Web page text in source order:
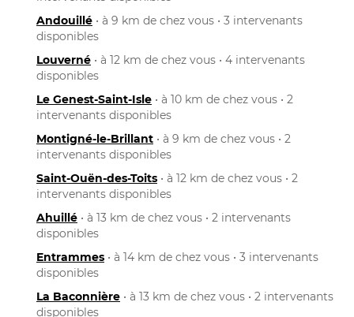
Andouillé • à 9 km de chez vous • 3 intervenants
disponibles
Louverné • à 12 km de chez vous • 4 intervenants
disponibles
Le Genest-Saint-Isle • à 10 km de chez vous • 2
intervenants disponibles
Montigné-le-Brillant • à 9 km de chez vous • 2
intervenants disponibles
Saint-Ouën-des-Toits • à 12 km de chez vous • 2
intervenants disponibles
Ahuillé • à 13 km de chez vous • 2 intervenants
disponibles
Entrammes • à 14 km de chez vous • 3 intervenants
disponibles
La Baconnière • à 13 km de chez vous • 2 intervenants
disponibles